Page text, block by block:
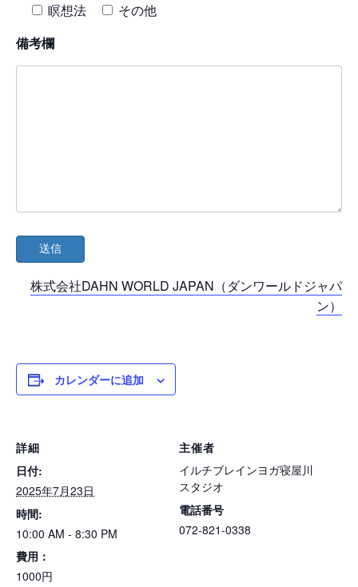
瞑想法
その他
備考欄
株式会社DAHN WORLD JAPAN（ダンワールドジャパ
ン）
カレンダーに追加
詳細
日付:
2025年7月23日
時間:
10:00 AM - 8:30 PM
費用：
1000円
主催者
イルチブレインヨガ寝屋川
スタジオ
電話番号
072-821-0338